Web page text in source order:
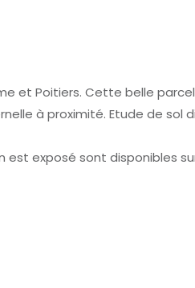
et Poitiers. Cette belle
à proximité. Etude de sol
exposé sont disponibles